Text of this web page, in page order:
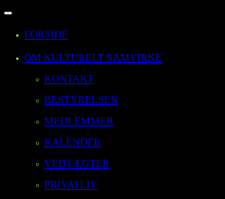
Slå
til/fraFORSIDE
OM KULTURELT SAMVIRKE
KONTAKT
BESTYRELSEN
MEDLEMMER
KALENDER
VEDTÆGTER
PRIVATLIV